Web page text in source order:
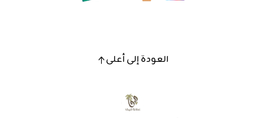
العودة إلى أعلى